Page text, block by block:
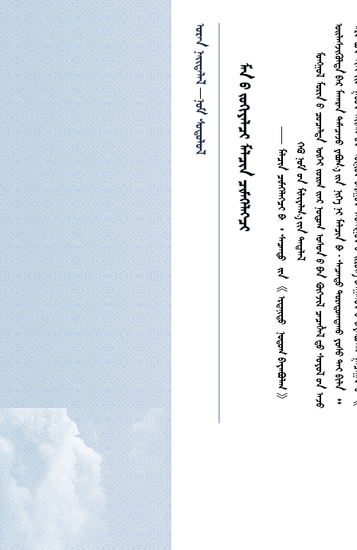
 

                   













































































































































































































































































































































































































































































































































